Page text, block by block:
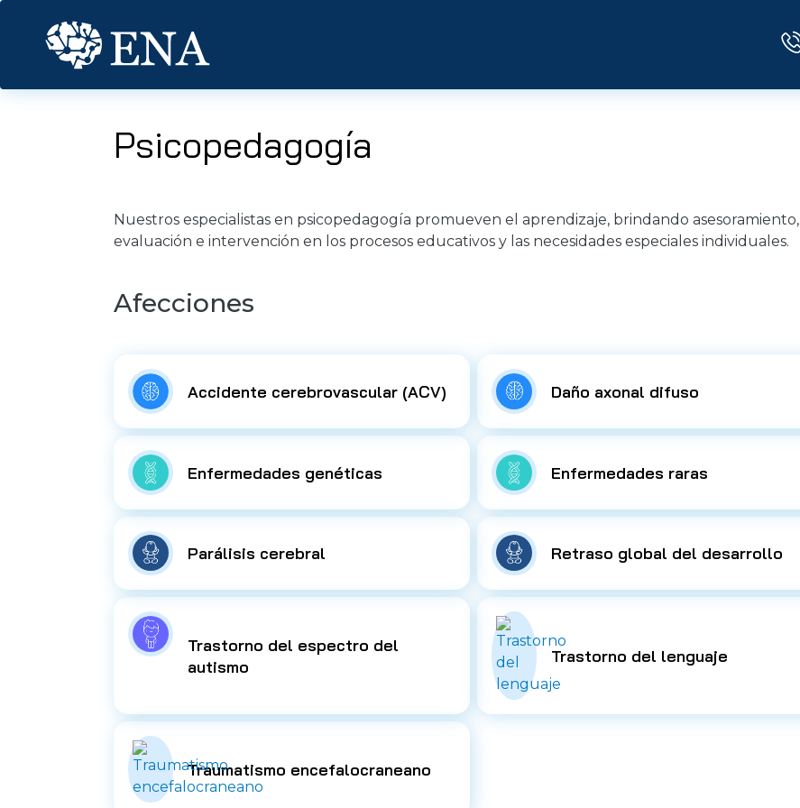
Psicopedagogía
Nuestros especialistas en psicopedagogía promueven el aprendizaje, brindando asesoramiento,
evaluación e intervención en los procesos educativos y las necesidades especiales individuales.
Afecciones
Accidente cerebrovascular (ACV) Daño axonal difuso
Enfermedades genéticas Enfermedades raras
Parálisis cerebral Retraso global del desarrollo
Trastorno del espectro del
autismo
Trastorno del lenguaje
Traumatismo encefalocraneano